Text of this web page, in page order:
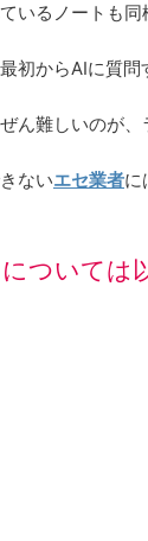
いるノートも同
初からAIに質問
ん難しいのが、
ないエセ業者に
ついては